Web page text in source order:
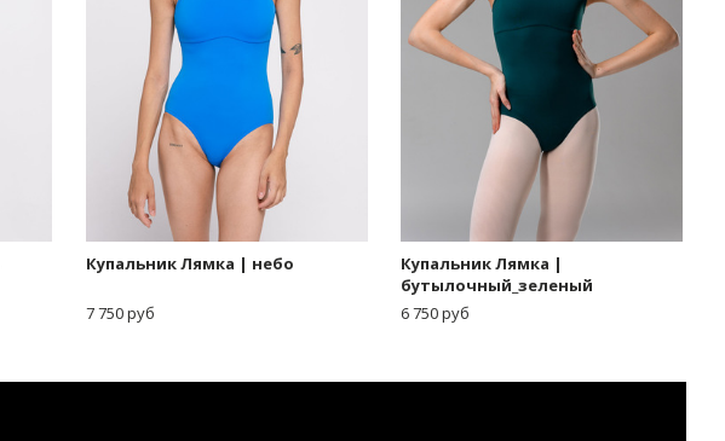
Купальник Лямка | небо
7 750 руб
Купальник Лямка |
бутылочный_зеленый
6 750 руб